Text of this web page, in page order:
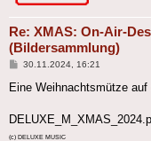
Re: XMAS: On-Air-
(Bildersammlung)
Beitrag
30.11.2024, 16:21
Eine Weihnachtsmütze
(c) DELUXE MUSIC